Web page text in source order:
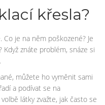
křesla?
je na něm poškozené? Je
znáte problém, snáze si
můžete ho vyměnit sami
a podívat se na
látky zvažte, jak často se